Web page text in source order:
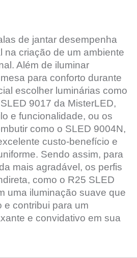
de jantar desempenha
na criação de um ambiente
Além de iluminar
para conforto durante
escolher luminárias como
9017 da MisterLED,
e funcionalidade, ou os
como o SLED 9004N,
custo-benefício e
Sendo assim, para
mais agradável, os perfis
como o R25 SLED
uma iluminação suave que
e contribui para um
e convidativo em sua